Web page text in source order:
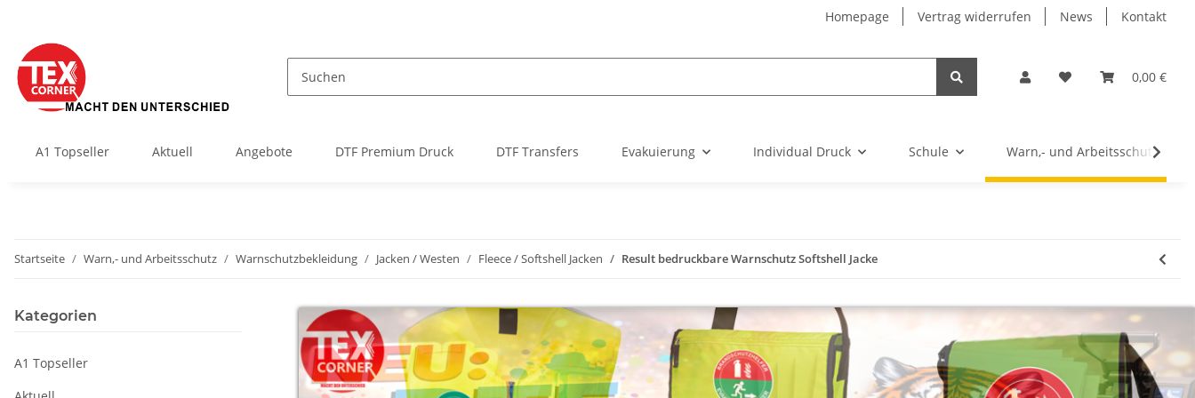
Homepage Vertrag widerrufen News Kontakt
0,00 €
A1 Topseller Aktuell Angebote DTF Premium Druck DTF Transfers Evakuierung Individual Druck Schule Warn,- und Arbeitsschutz
Startseite Warn,- und Arbeitsschutz Warnschutzbekleidung Jacken / Westen Fleece / Softshell Jacken Result bedruckbare Warnschutz Softshell Jacke
Kategorien
A1 Topseller